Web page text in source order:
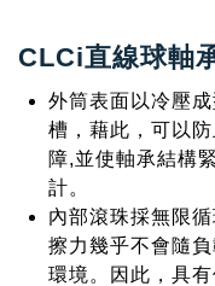
CLCi直線球軸
外筒表面以冷壓
槽，藉此，可以
障,並使軸承結構
計。
內部滾珠採無限
擦力幾乎不會隨
環境。因此，具